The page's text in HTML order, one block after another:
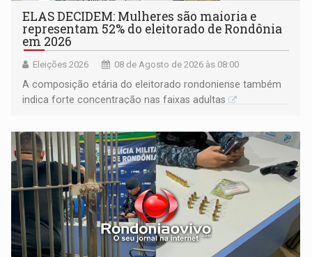
ELAS DECIDEM: Mulheres são maioria e
representam 52% do eleitorado de Rondônia
em 2026
Eleições 2026 08 de Agosto de 2026 às 08:00
A composição etária do eleitorado rondoniense também
indica forte concentração nas faixas adultas